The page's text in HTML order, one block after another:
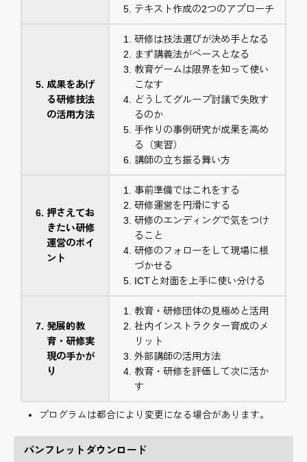
テキスト作成の2つのアプローチ
成果をあげ
る研修技法
の活用方法
研修は技法選びが決め手となる
まず講義法がベースとなる
教育ゲームは限界を知って使い
こなす
どうしてグループ討議で失敗す
るのか
手作りの事例研究が成果を高め
る（実習）
講師の立ち振る舞い方
押さえてお
きたい研修
運営のポイ
ント
事前準備ではこれをする
研修運営を円滑にする
研修のエンディングで気をつけ
ること
研修のフォローをして現場に根
づかせる
ICTと対面を上手に使い分ける
発展的教
育・研修実
現の手かが
り
教育・研修団体の見極めと活用
社内インストラクター育成のメ
リット
外部講師の活用方法
教育・研修を評価して次に活か
す
プログラムは都合により変更になる場合があります。
パンフレットダウンロード